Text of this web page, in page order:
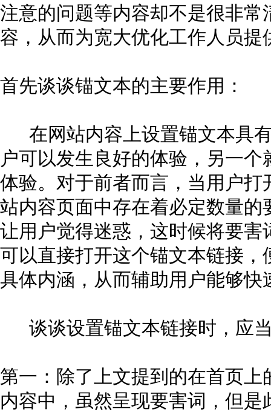
注意的问题等内容却不是很非
容，从而为宽大优化工作人员提
首先谈谈锚文本的主要作用：
在网站内容上设置锚文本具
户可以发生良好的体验，另一
体验。对于前者而言，当用户
站内容页面中存在着必定数量
让用户觉得迷惑，这时候将要
可以直接打开这个锚文本链接
具体内涵，从而辅助用户能够快
谈谈设置锚文本链接时，应
第一：除了上文提到的在首页
内容中，虽然呈现要害词，但